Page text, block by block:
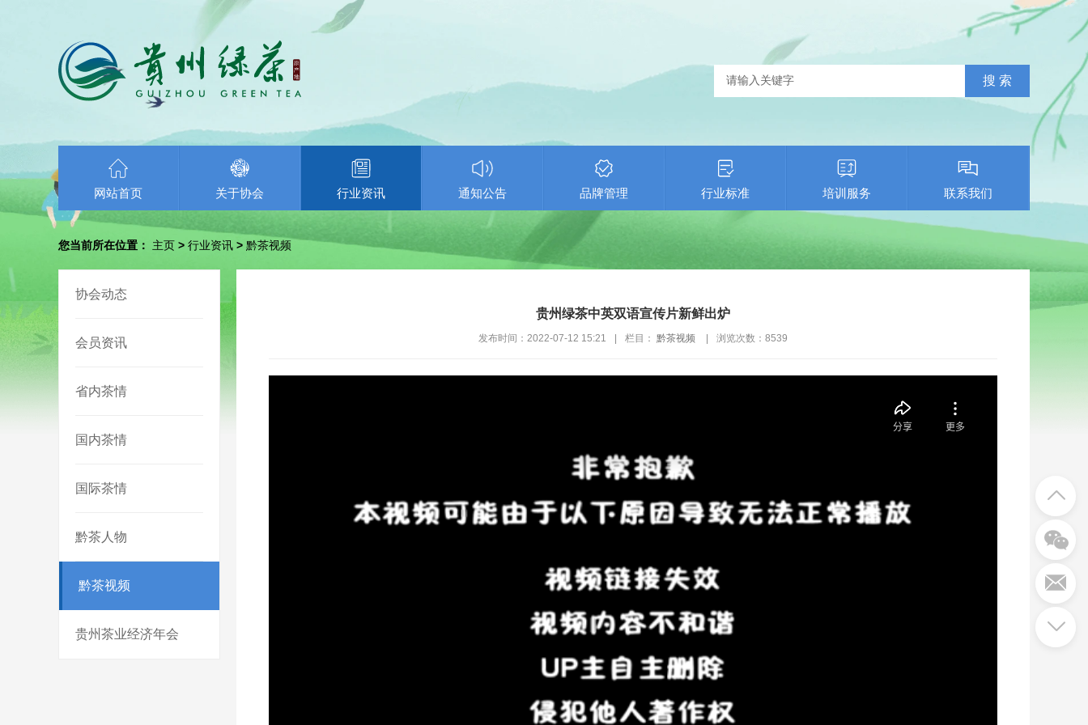
网站首页 关于协会 行业资讯 通知公告 品牌管理 行业标准 培训服务 联系我们
您当前所在位置： 主页 > 行业资讯 > 黔茶视频
协会动态
会员资讯
省内茶情
国内茶情
国际茶情
黔茶人物
黔茶视频
贵州茶业经济年会
贵州绿茶中英双语宣传片新鲜出炉
发布时间：2022-07-12 15:21 栏目： 黔茶视频 浏览次数： 8539